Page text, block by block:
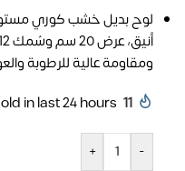
ومقاومة عالية للرطوبة
11
in last 24 hours
-
+